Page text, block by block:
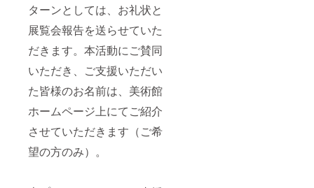
ターンとしては、お礼状と
展覧会報告を送らせていた
だきます。本活動にご賛同
いただき、ご支援いただい
た皆様のお名前は、美術館
ホームページ上にてご紹介
させていただきます（ご希
望の方のみ）。